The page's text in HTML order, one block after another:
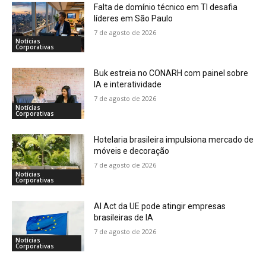
Notícias
Corporativas
Falta de domínio técnico em TI desafia
líderes em São Paulo
7 de agosto de 2026
Notícias
Corporativas
Buk estreia no CONARH com painel sobre
IA e interatividade
7 de agosto de 2026
Notícias
Corporativas
Hotelaria brasileira impulsiona mercado de
móveis e decoração
7 de agosto de 2026
Notícias
Corporativas
AI Act da UE pode atingir empresas
brasileiras de IA
7 de agosto de 2026